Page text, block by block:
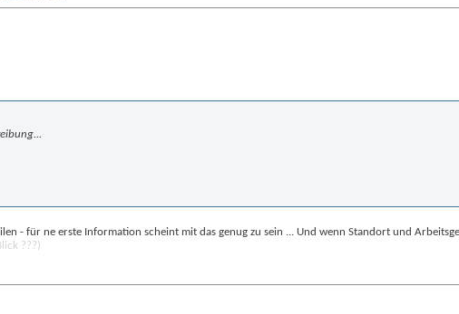
- für ne erste Information scheint mit das genug zu sein ... Und wenn Standort und
???)